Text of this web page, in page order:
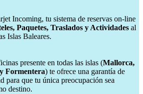
Incoming, tu sistema de reservas on-line
Paquetes, Traslados y Actividades al
Islas Baleares.
presente en todas las islas (Mallorca,
Formentera) te ofrece una garantía de
para que tu única preocupación sea
destino.